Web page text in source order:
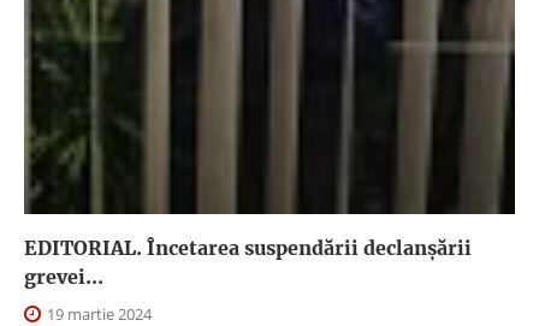
EDITORIAL. Încetarea suspendării declanşării
grevei...
19 martie 2024